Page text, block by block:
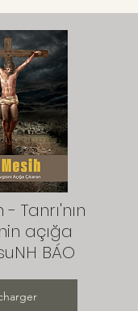
Tanrı'nın
açığa
BÁO